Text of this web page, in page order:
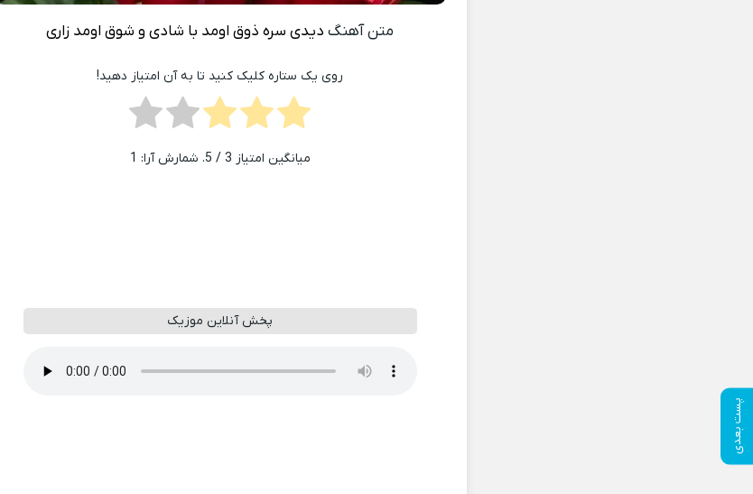
پست بعدی
متن آهنگ دیدی سره ذوق اومد با شادی و شوق اومد زاری
روی یک ستاره کلیک کنید تا به آن امتیاز دهید!
میانگین امتیاز 3 / 5. شمارش آرا: 1
پخش آنلاین موزیک